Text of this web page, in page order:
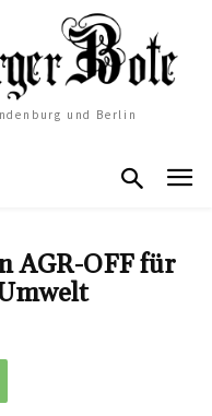
und Berlin
AGR-OFF für